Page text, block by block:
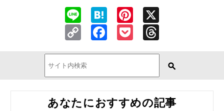
Line HatenaPinterest
Copy
Link
Facebook
Pocket
あなたにおすすめの記事